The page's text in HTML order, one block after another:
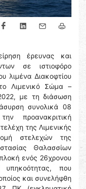
έρευνας και
σε ιστιοφόρο
λιμένα Διακοφτίου
Λιμενικό Σώμα –
με τη διάσωση
συνολικά 08
προανακριτική
της Λιμενικής
στελεχών της
Θαλασσίων
ενός 26χρονου
υπηκοότητας, που
και συνελήφθη